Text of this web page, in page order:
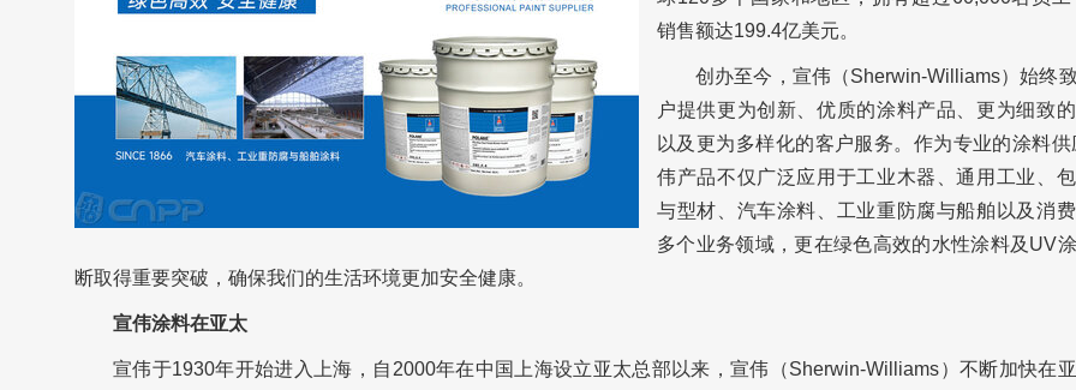
销售额达199.4亿美元。
创办至今，宣伟（Sherwin-Williams）始终
户提供更为创新、优质的涂料产品、更为细致
以及更为多样化的客户服务。作为专业的涂料
伟产品不仅广泛应用于工业木器、通用工业、
与型材、汽车涂料、工业重防腐与船舶以及消
多个业务领域，更在绿色高效的水性涂料及UV
断取得重要突破，确保我们的生活环境更加安全健康。
宣伟涂料在亚太
宣伟于1930年开始进入上海，自2000年在中国上海设立亚太总部以来，宣伟（Sherwin-Williams）不断加快在